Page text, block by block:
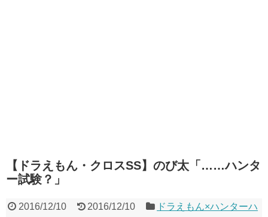
【ドラえもん・クロスSS】のび太「……ハンタ
ー試験？」
2016/12/10 2016/12/10
ドラえもん×ハンターハ